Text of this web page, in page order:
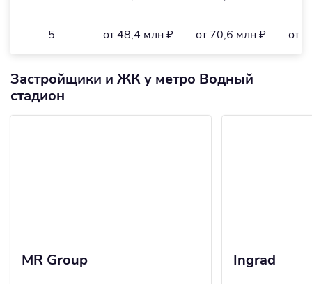
5 от 48,4 млн ₽ от 70,6 млн ₽ от
Застройщики и ЖК у метро Водный
стадион
MR Group Ingrad